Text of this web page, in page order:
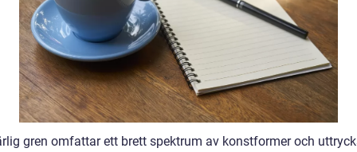
gren omfattar ett brett spektrum av konstformer och